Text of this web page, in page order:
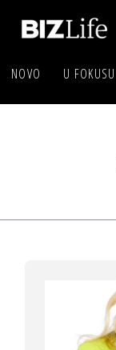
NOVO U FOKUSU